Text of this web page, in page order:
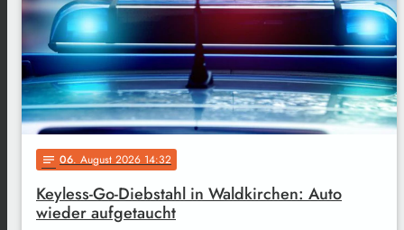
notes 06. August 2026 14:32
Keyless-Go-Diebstahl in Waldkirchen: Auto
wieder aufgetaucht